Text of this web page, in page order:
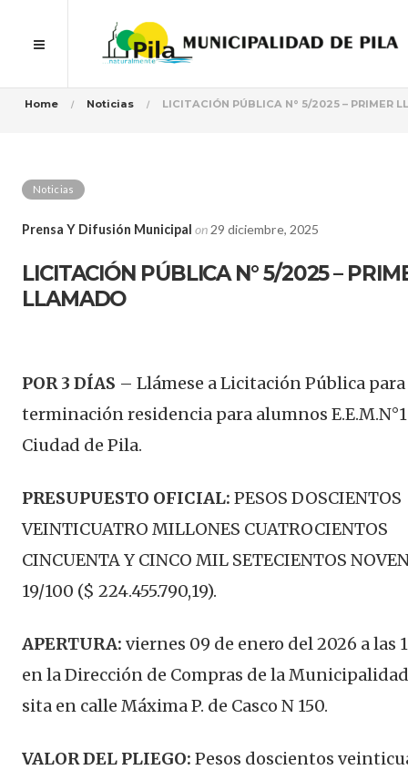
Home Noticias LICITACIÓN PÚBLICA N° 5/2025 – PRIMER
Noticias
Prensa Y Difusión Municipal on29 diciembre, 2025
LICITACIÓN PÚBLICA N° 5/2025 –
LLAMADO
POR 3 DÍAS – Llámese a Licitación Pública para
terminación residencia para alumnos
Ciudad de Pila.
PRESUPUESTO OFICIAL: PESOS DOSCIENTOS
VEINTICUATRO MILLONES CUATROCIENTOS
CINCUENTA Y CINCO MIL SETECIENTOS
19/100 ($ 224.455.790,19).
APERTURA: viernes 09 de enero del 2026 a las
en la Dirección de Compras de la
sita en calle Máxima P. de Casco N 150.
VALOR DEL PLIEGO: Pesos doscientos